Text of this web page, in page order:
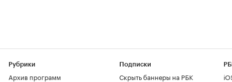
Рубрики
Архив программ
Подписки
Скрыть баннеры на РБК